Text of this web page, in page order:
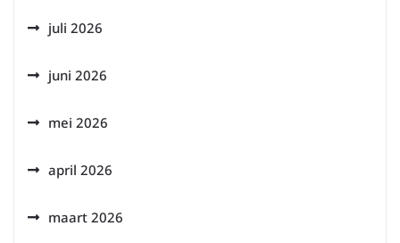
juli 2026
juni 2026
mei 2026
april 2026
maart 2026